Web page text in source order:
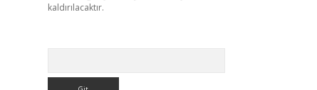
kaldırılacaktır.